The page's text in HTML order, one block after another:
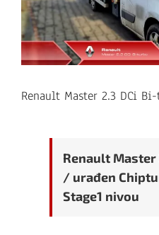
Renault Master 2.3 DCi
Renault Master
/ urađen
Stage1 nivou